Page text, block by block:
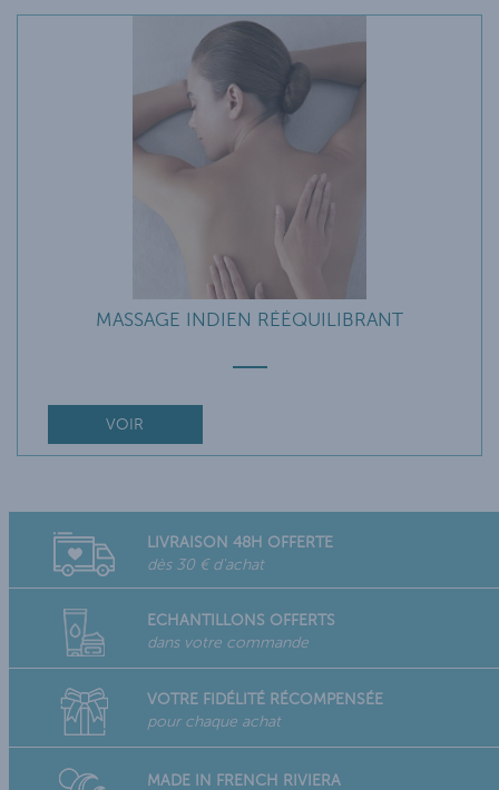
MASSAGE INDIEN RÉÉQUILIBRANT
VOIR
LIVRAISON 48H OFFERTE
dès 30 € d'achat
ECHANTILLONS OFFERTS
dans votre commande
VOTRE FIDÉLITÉ RÉCOMPENSÉE
pour chaque achat
MADE IN FRENCH RIVIERA